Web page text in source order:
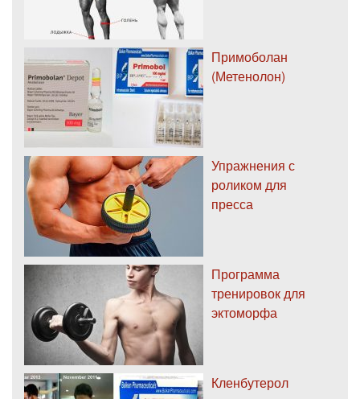
Примоболан
(Метенолон)
Упражнения с
роликом для
пресса
Программа
тренировок для
эктоморфа
Кленбутерол